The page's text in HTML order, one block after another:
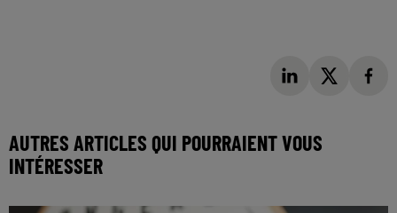
AUTRES ARTICLES QUI POURRAIENT VOUS
INTÉRESSER